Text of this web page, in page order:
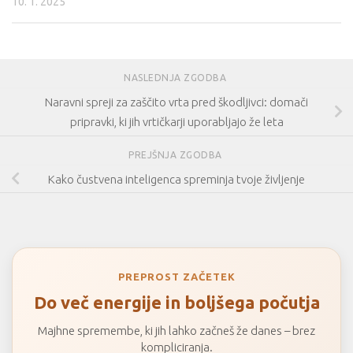
NASLEDNJA ZGODBA
Naravni spreji za zaščito vrta pred škodljivci: domači
pripravki, ki jih vrtičkarji uporabljajo že leta
PREJŠNJA ZGODBA
Kako čustvena inteligenca spreminja tvoje življenje
PREPROST ZAČETEK
Do več energije in boljšega počutja
Majhne spremembe, ki jih lahko začneš že danes – brez
kompliciranja.